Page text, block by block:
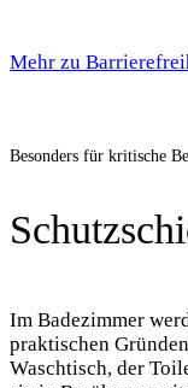
Mehr zu
Besonders für kritische
Im Badezimmer
praktischen
Waschtisch, der